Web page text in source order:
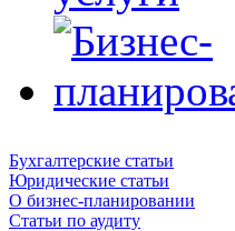
Бухгалтерские статьи
Юридические статьи
О бизнес-планировании
Статьи по аудиту